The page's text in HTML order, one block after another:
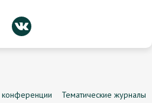
Тематические журналы